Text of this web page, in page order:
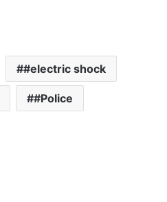
#electric shock
#Police